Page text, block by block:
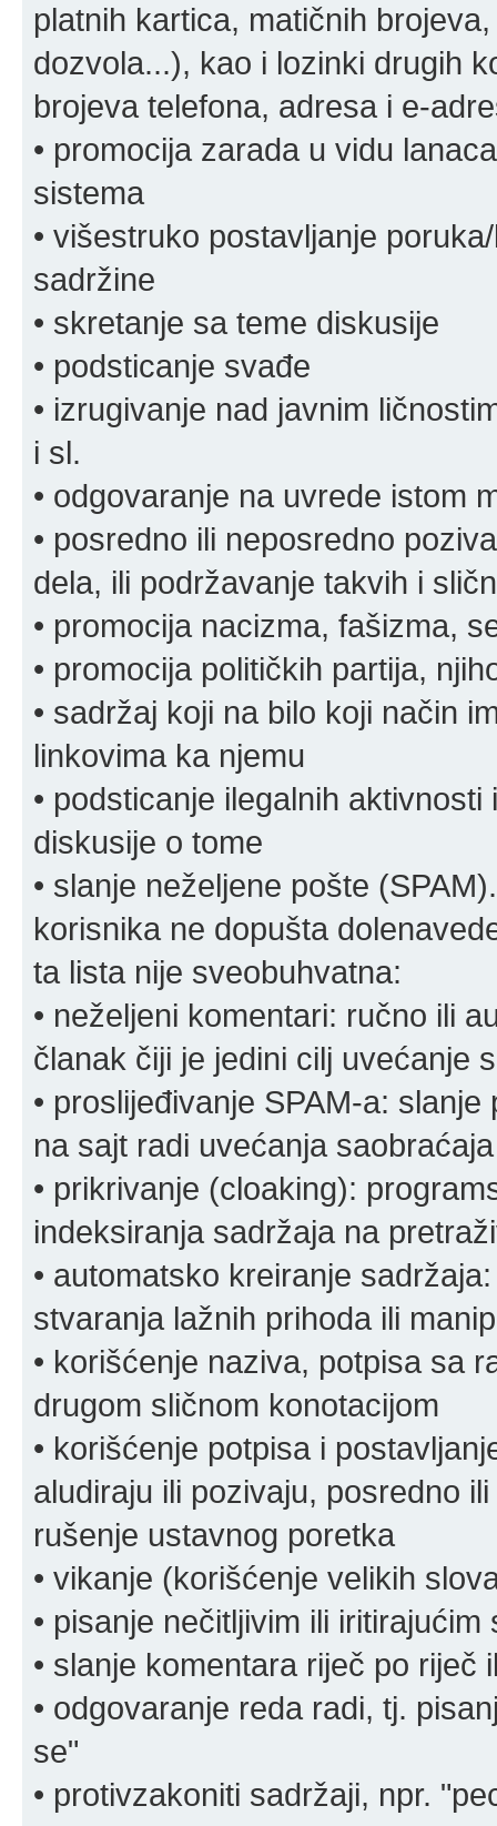
platnih kartica, matičnih
dozvola...), kao i lozinki drugih
brojeva telefona, adresa i e-
• promocija zarada u vidu
sistema
• višestruko postavljanje
sadržine
• skretanje sa teme diskusije
• podsticanje svađe
• izrugivanje nad javnim
i sl.
• odgovaranje na uvrede istom
• posredno ili neposredno
dela, ili podržavanje takvih i
• promocija nacizma, fašizma,
• promocija političkih partija,
• sadržaj koji na bilo koji način
linkovima ka njemu
• podsticanje ilegalnih
diskusije o tome
• slanje neželjene pošte
korisnika ne dopušta
ta lista nije sveobuhvatna:
• neželjeni komentari: ručno ili
članak čiji je jedini cilj uvećanje
• proslijeđivanje SPAM-a:
na sajt radi uvećanja
• prikrivanje (cloaking):
indeksiranja sadržaja na
• automatsko kreiranje
stvaranja lažnih prihoda ili
• korišćenje naziva, potpisa sa
drugom sličnom konotacijom
• korišćenje potpisa i
aludiraju ili pozivaju, posredno
rušenje ustavnog poretka
• vikanje (korišćenje velikih
• pisanje nečitljivim ili iritirajućim
• slanje komentara riječ po riječ
• odgovaranje reda radi, tj.
se"
• protivzakoniti sadržaji, npr.